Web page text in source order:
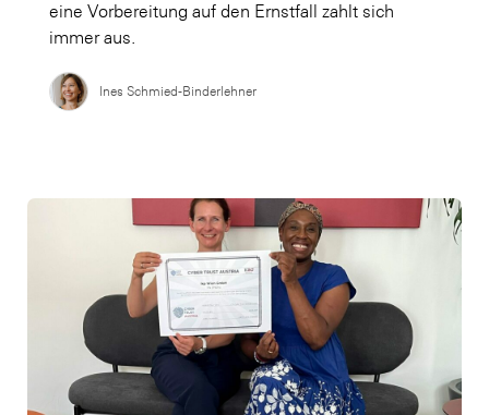
eine Vorbereitung auf den Ernstfall zahlt sich
immer aus.
Ines Schmied-Binderlehner